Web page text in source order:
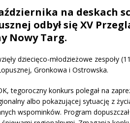
na deskach
odbył się XV
Nowy Targ.
dziecięco-młodzieżowe zespoły
Gronkowa i Ostrowska.
tegoroczny konkurs polegał na
albo pokazującej sytuację z
wspominków. Program